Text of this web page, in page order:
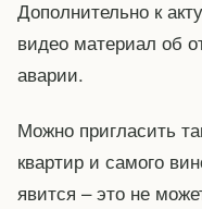
Дополнительно к
видео материал об
аварии.
Можно пригласить
квартир и самого
явится – это не